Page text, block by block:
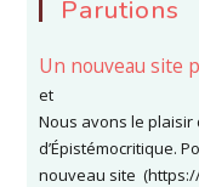
Parutions
Un nouveau site
et
Nous avons le plaisir
d’Épistémocritique.
nouveau site